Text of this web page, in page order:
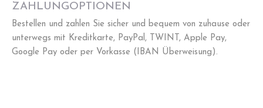
ZAHLUNGOPTIONEN
Bestellen und zahlen Sie sicher und bequem von zuhause oder
unterwegs mit Kreditkarte, PayPal, TWINT, Apple Pay,
Google Pay oder per Vorkasse (IBAN Überweisung).